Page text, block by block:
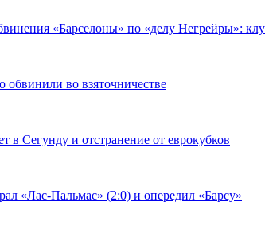
«Барселоны» по «делу Негрейры»:
обвинили во взяточничестве
в Сегунду и отстранение от еврокубков
«Лас-Пальмас» (2:0) и опередил «Барсу»